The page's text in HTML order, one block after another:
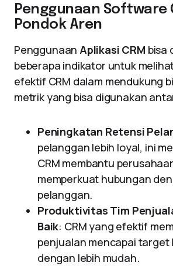
Penggunaan Software
Pondok Aren
PenggunaanAplikasi CRM bisa
beberapa indikator untuk
efektif CRM dalam mendukung
metrik yang bisa digunakan
Peningkatan Retensi
pelanggan lebih loyal, ini
CRM membantu
memperkuat hubungan
pelanggan.
Produktivitas Tim
Baik: CRM yang efektif
penjualan mencapai target
dengan lebih mudah.